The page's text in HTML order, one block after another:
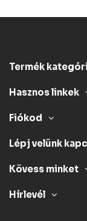
Termék
Hasznos linkek
Fiókod
Lépj velünk
Kövess minket
Hírlevél